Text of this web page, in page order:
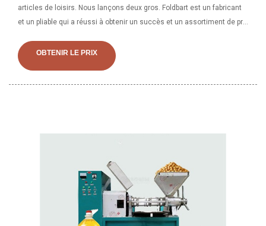
articles de loisirs. Nous lançons deux gros. Foldbart est un fabricant
et un pliable qui a réussi à obtenir un succès et un assortiment de prix
a réussi à obtenir de la valeur jusqu'à la fin du prix. Andre est le
producteur du brun de Day.
OBTENIR LE PRIX